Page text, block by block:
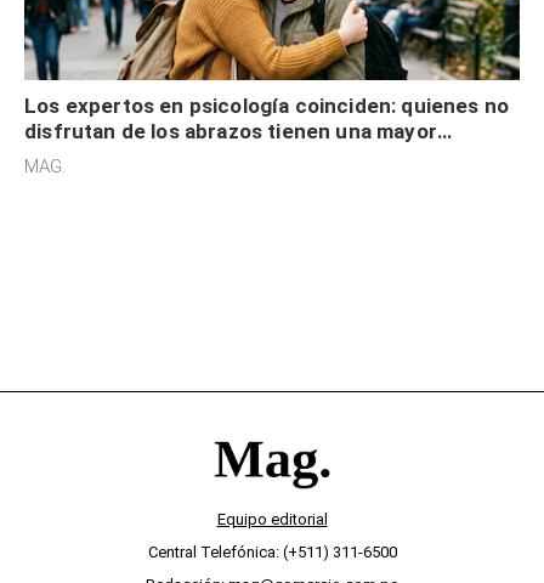
Los expertos en psicología coinciden: quienes no
disfrutan de los abrazos tienen una mayor
sensibilidad a los estímulos físicos y no es por
MAG.
Equipo editorial
Central Telefónica: (+511) 311-6500